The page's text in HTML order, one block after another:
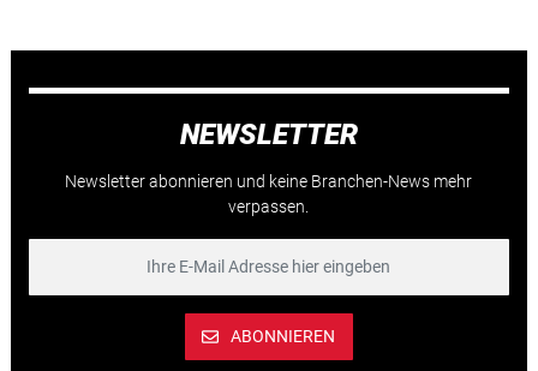
NEWSLETTER
Newsletter abonnieren und keine Branchen-News mehr
verpassen.
ABONNIEREN